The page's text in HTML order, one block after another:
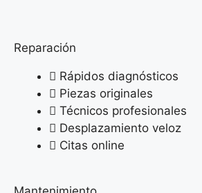
Reparación
Rápidos diagnósticos
Piezas originales
Técnicos profesionales
Desplazamiento veloz
Citas online